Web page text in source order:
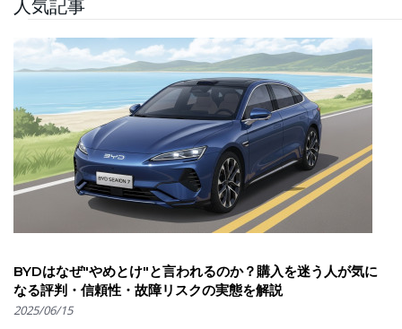
人気記事
BYDはなぜ"やめとけ"と言われるのか？購入を迷う人が気に
なる評判・信頼性・故障リスクの実態を解説
2025/06/15